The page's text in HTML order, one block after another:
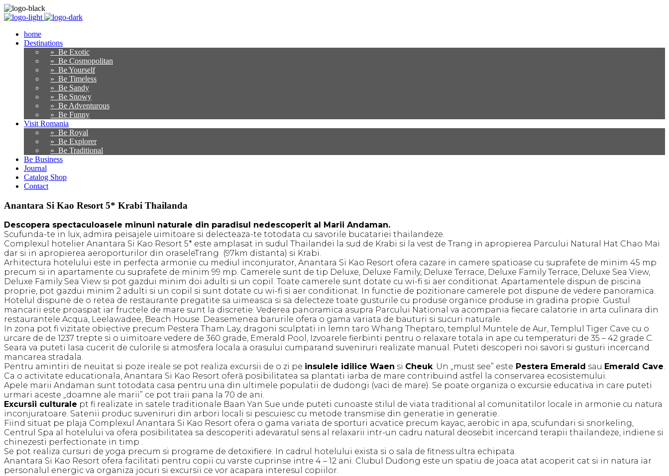
home
Destinations
» Be Exotic
» Be Cosmopolitan
» Be Yourself
» Be Timeless
» Be Sandy
» Be Snowy
» Be Adventurous
» Be Funny
Visit Romania
» Be Royal
» Be Explorer
» Be Traditional
Be Business
Journal
Catalog Shop
Contact
Anantara Si Kao Resort 5* Krabi Thailanda
Descopera spectaculoasele minuni naturale din paradisul nedescoperit al Marii Andaman.
Scufunda-te in lux, admira peisajele uimitoare si delecteaza-te totodata cu savorile bucatariei thailandeze.
Complexul hotelier Anantara Si Kao Resort 5* este amplasat in sudul Thailandei la sud de Krabi si la vest de Trang in apropierea Parcului Natural Hat Chao Mai
dar si in apropierea aeroporturilor din oraseleTrang (97km distanta) si Krabi.
Arhitectura hotelului este in perfecta armonie cu mediul inconjurator, Anantara Si Kao Resort ofera cazare in camere spatioase cu suprafete de minim 45 mp
precum si in apartamente cu suprafete de minim 99 mp. Camerele sunt de tip Deluxe, Deluxe Family, Deluxe Terrace, Deluxe Family Terrace, Deluxe Sea View,
Deluxe Family Sea View si pot gazdui minim doi adulti si un copil. Toate camerele sunt dotate cu wi-fi si aer conditionat. Apartamentele dispun de piscina
proprie, pot gazdui minim 2 adulti si un copil si sunt dotate cu wi-fi si aer conditionat. In functie de pozitionare camerele pot dispune de vedere panoramica.
Hotelul dispune de o retea de restaurante pregatite sa uimeasca si sa delecteze toate gusturile cu produse organice produse in gradina propie. Gustul
mancarii este proaspat iar fructele de mare sunt la discretie. Vederea panoramica asupra Parcului National va acompania fiecare calatorie in arta culinara din
restaurantele Acqua, Leelawadee, Beach House. Deasemenea barurile ofera o gama variata de bauturi si sucuri naturale.
In zona pot fi vizitate obiective precum Pestera Tham Lay, dragoni sculptati in lemn taro Whang Theptaro, templul Muntele de Aur, Templul Tiger Cave cu o
urcare de de 1237 trepte si o uimitoare vedere de 360 grade, Emerald Pool, Izvoarele fierbinti pentru o relaxare totala in ape cu temperaturi de 35 – 42 grade C.
Seara va puteti lasa cucerit de culorile si atmosfera locala a orasului cumparand suveniruri realizate manual. Puteti descoperi noi savori si gusturi incercand
mancarea stradala.
Pentru amintiri de neuitat si poze ireale se pot realiza excursii de o zi pe insulele idilice Waen si Cheuk. Un „must see” este Pestera Emerald sau Emerald Cave.
Ca o activitate educationala, Anantara Si Kao Resort oferă posibilitatea sa plantati iarba de mare contribuind astfel la conservarea ecosistemului.
Apele marii Andaman sunt totodata casa pentru una din ultimele populatii de dudongi (vaci de mare). Se poate organiza o excursie educativa in care puteti
urmari aceste „doamne ale marii” ce pot traii pana la 70 de ani.
Excursii culturale pt fi realizate in satele traditionale Baan Yan Sue unde puteti cunoaste stilul de viata traditional al comunitatilor locale in armonie cu natura
inconjuratoare. Satenii produc suveniruri din arbori locali si pescuiesc cu metode transmise din generatie in generatie.
Fiind situat pe plaja Complexul Anantara Si Kao Resort ofera o gama variata de sporturi acvatice precum kayac, aerobic in apa, scufundari si snorkeling,
Centrul Spa al hotelului va ofera posibilitatea sa descoperiti adevaratul sens al relaxarii intr-un cadru natural deosebit incercand terapii thailandeze, indiene si
chinezesti perfectionate in timp .
Se pot realiza cursuri de yoga precum si programe de detoxifiere. In cadrul hotelului exista si o sala de fitness ultra echipata.
Anantara Si Kao Resort ofera facilitati pentru copii cu varste cuprinse intre 4 – 12 ani. Clubul Dudong este un spatiu de joaca atat acoperit cat si in natura iar
personalul energic va organiza jocuri si excursii ce vor acapara interesul copiilor.